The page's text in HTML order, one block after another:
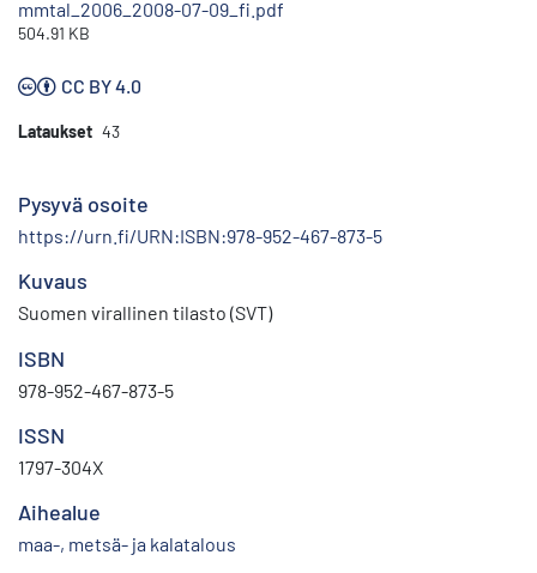
mmtal_2006_2008-07-09_fi.pdf
504.91 KB
CC BY 4.0
Lataukset 43
Pysyvä osoite
https://urn.fi/URN:ISBN:978-952-467-873-5
Kuvaus
Suomen virallinen tilasto (SVT)
ISBN
978-952-467-873-5
ISSN
1797-304X
Aihealue
maa-, metsä- ja kalatalous